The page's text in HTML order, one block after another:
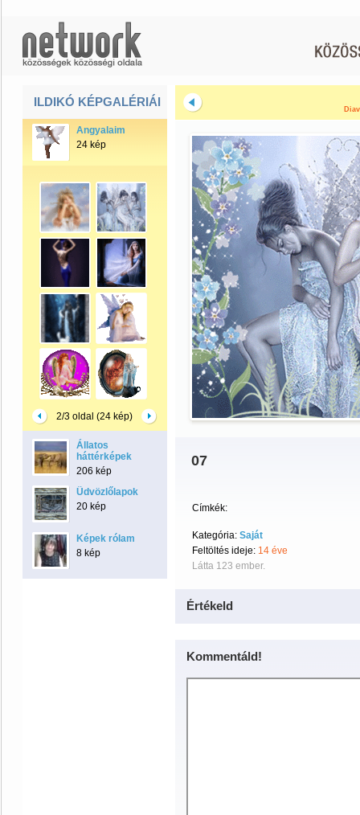
ILDIKÓ KÉPGALÉRIÁI
Angyalaim
24 kép
2/3 oldal (24 kép)
Állatos
háttérképek
206 kép
Üdvözlőlapok
20 kép
Képek rólam
8 kép
07
Címkék:
Kategória: Saját
Feltöltés ideje: 14 éve
Látta 123 ember.
Értékeld
Kommentáld!